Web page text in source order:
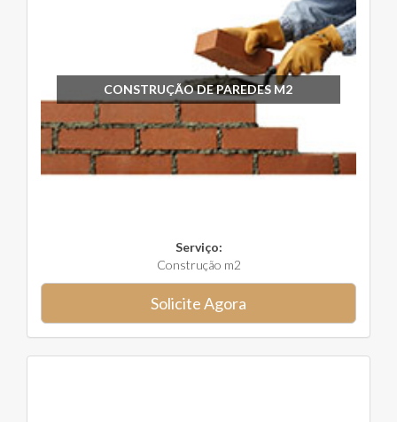
CONSTRUÇÃO DE PAREDES M2
Serviço:
Construção m2
Solicite Agora